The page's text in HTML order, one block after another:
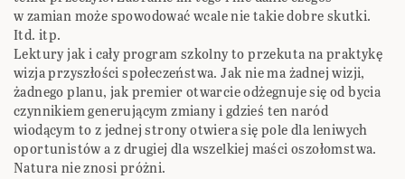
w zamian może spowodować wcale nie takie dobre skutki.
Itd. itp.
Lektury jak i cały program szkolny to przekuta na praktykę
wizja przyszłości społeczeństwa. Jak nie ma żadnej wizji,
żadnego planu, jak premier otwarcie odżegnuje się od bycia
czynnikiem generującym zmiany i gdzieś ten naród
wiodącym to z jednej strony otwiera się pole dla leniwych
oportunistów a z drugiej dla wszelkiej maści oszołomstwa.
Natura nie znosi próżni.